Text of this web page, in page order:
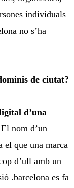
individuals
no s’ha
de ciutat?
d’una
nom d’un
el que una marca
d’ull amb un
.barcelona es fa